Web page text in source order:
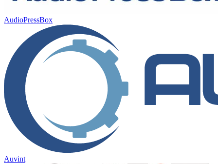
AudioPressBox
Auvint